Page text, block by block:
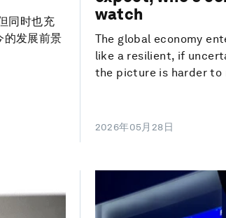
同时也充
的发展前景
watch
The global economy
like a resilient, if
the picture is harder to
2026年05月28日